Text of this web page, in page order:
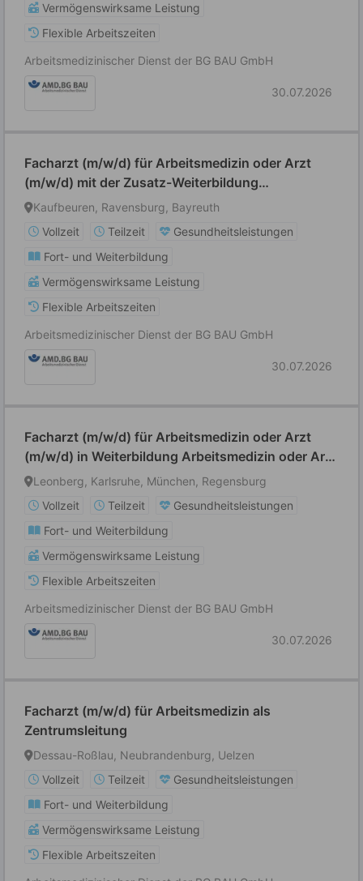
Vermögenswirksame Leistung
Flexible Arbeitszeiten
Arbeitsmedizinischer Dienst der BG BAU GmbH
30.07.2026
Facharzt (m/w/d) für Arbeitsmedizin oder Arzt
(m/w/d) mit der Zusatz-Weiterbildung
Betriebsmedizin
Kaufbeuren, Ravensburg, Bayreuth
Vollzeit
Teilzeit
Gesundheitsleistungen
Fort- und Weiterbildung
Vermögenswirksame Leistung
Flexible Arbeitszeiten
Arbeitsmedizinischer Dienst der BG BAU GmbH
30.07.2026
Facharzt (m/w/d) für Arbeitsmedizin oder Arzt
(m/w/d) in Weiterbildung Arbeitsmedizin oder Arzt
(m/w/d) mit der Zusatz-Weiterbildung
Leonberg, Karlsruhe, München, Regensburg
Vollzeit
Teilzeit
Gesundheitsleistungen
Fort- und Weiterbildung
Vermögenswirksame Leistung
Flexible Arbeitszeiten
Arbeitsmedizinischer Dienst der BG BAU GmbH
30.07.2026
Facharzt (m/w/d) für Arbeitsmedizin als
Zentrumsleitung
Dessau-Roßlau, Neubrandenburg, Uelzen
Vollzeit
Teilzeit
Gesundheitsleistungen
Fort- und Weiterbildung
Vermögenswirksame Leistung
Flexible Arbeitszeiten